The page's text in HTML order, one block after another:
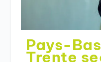
Pays-
Trente